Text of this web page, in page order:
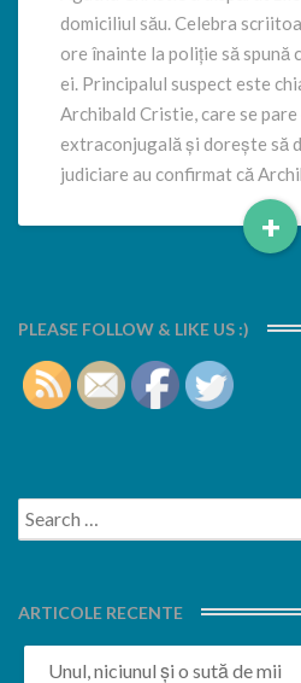
domiciliul său. Celebra
ore înainte la poliție să spună
ei. Principalul suspect este
Archibald Cristie, care se
extraconjugală și dorește să
judiciare au confirmat că
+
PLEASE FOLLOW & LIKE US :)
Search
for:
ARTICOLE RECENTE
Unul, niciunul și o sută de mii